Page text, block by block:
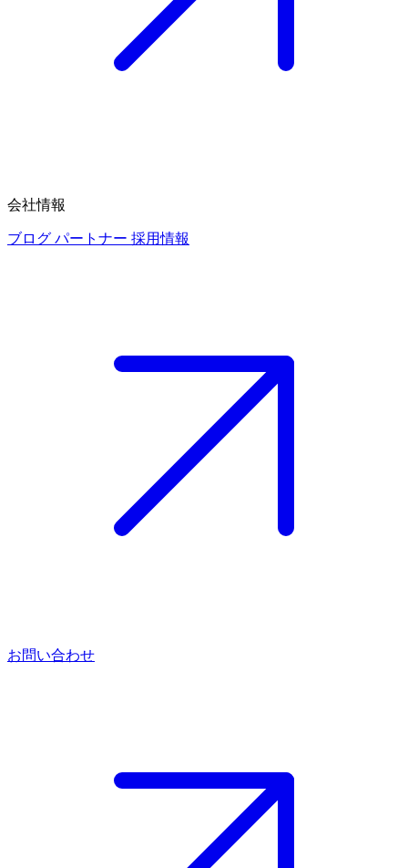
会社情報
ブログ パートナー 採用情報
お問い合わせ